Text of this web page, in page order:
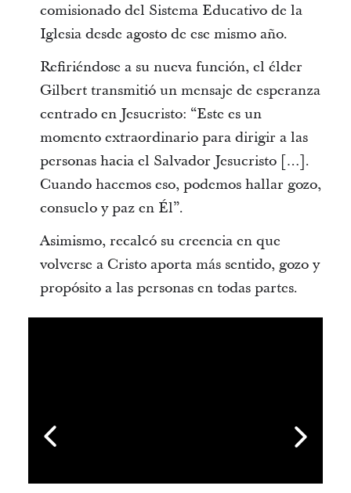
comisionado del Sistema Educativo de la
Iglesia desde agosto de ese mismo año.
Refiriéndose a su nueva función, el élder
Gilbert transmitió un mensaje de esperanza
centrado en Jesucristo: “Este es un
momento extraordinario para dirigir a las
personas hacia el Salvador Jesucristo […].
Cuando hacemos eso, podemos hallar gozo,
consuelo y paz en Él”.
Asimismo, recalcó su creencia en que
volverse a Cristo aporta más sentido, gozo y
propósito a las personas en todas partes.